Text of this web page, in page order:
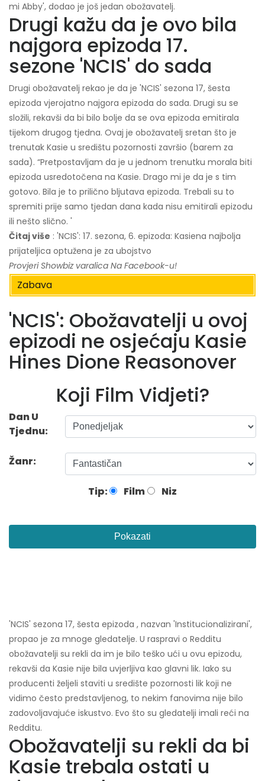
mi Abby', dodao je još jedan obožavatelj.
Drugi kažu da je ovo bila
najgora epizoda 17.
sezone 'NCIS' do sada
Drugi obožavatelj rekao je da je 'NCIS' sezona 17, šesta
epizoda vjerojatno najgora epizoda do sada. Drugi su se
složili, rekavši da bi bilo bolje da se ova epizoda emitirala
tijekom drugog tjedna. Ovaj je obožavatelj sretan što je
trenutak Kasie u središtu pozornosti završio (barem za
sada). “Pretpostavljam da je u jednom trenutku morala biti
epizoda usredotočena na Kasie. Drago mi je da je s tim
gotovo. Bila je to prilično bljutava epizoda. Trebali su to
spremiti prije samo tjedan dana kada nisu emitirali epizodu
ili nešto slično. '
Čitaj više : 'NCIS': 17. sezona, 6. epizoda: Kasiena najbolja
prijateljica optužena je za ubojstvo
Provjeri Showbiz varalica Na Facebook-u!
Zabava
'NCIS': Obožavatelji u ovoj
epizodi ne osjećaju Kasie
Hines Dione Reasonover
Koji Film Vidjeti?
Dan U
Tjednu:
Žanr:
Tip: Film Niz
Pokazati
'NCIS' sezona 17, šesta epizoda , nazvan 'Institucionalizirani',
propao je za mnoge gledatelje. U raspravi o Redditu
obožavatelji su rekli da im je bilo teško ući u ovu epizodu,
rekavši da Kasie nije bila uvjerljiva kao glavni lik. Iako su
producenti željeli staviti u središte pozornosti lik koji ne
vidimo često predstavljenog, to nekim fanovima nije bilo
zadovoljavajuće iskustvo. Evo što su gledatelji imali reći na
Redditu.
Obožavatelji su rekli da bi
Kasie trebala ostati u